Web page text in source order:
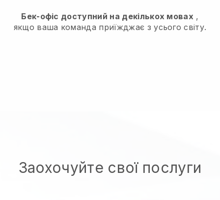
Бек-офіс доступний на декількох мовах ,
якщо ваша команда приїжджає з усього світу.
Заохочуйте свої послуги